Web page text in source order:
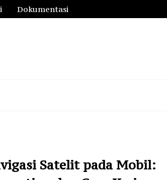
Dokumentasi
Satelit pada Mobil: